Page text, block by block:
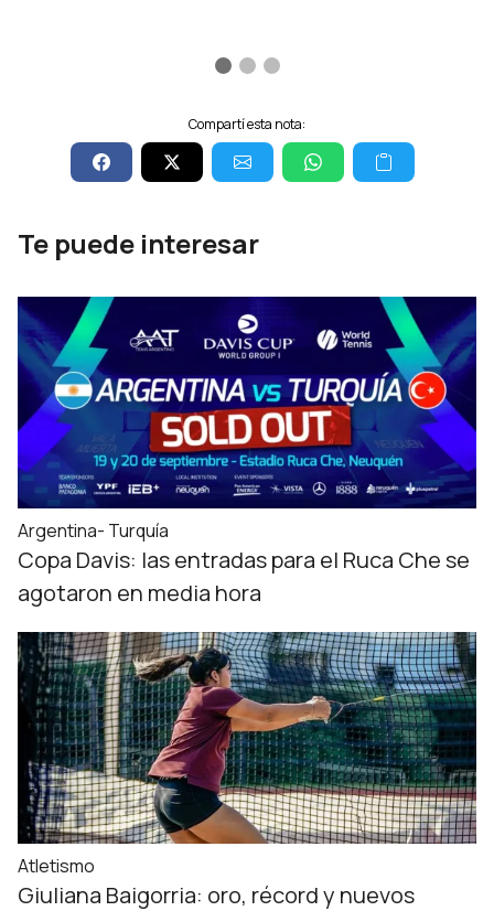
Compartí esta nota:
Te puede interesar
Argentina- Turquía
Copa Davis: las entradas para el Ruca Che se
agotaron en media hora
Atletismo
Giuliana Baigorria: oro, récord y nuevos